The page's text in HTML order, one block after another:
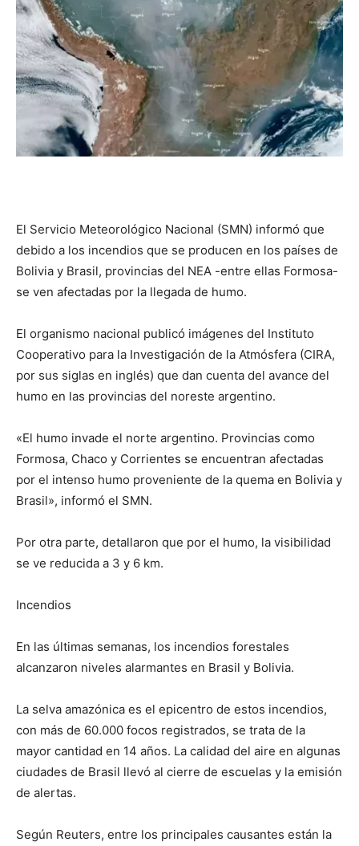
La
es
lo
que
El Servicio Meteorológico Nacional (SMN) informó que
debido a los incendios que se producen en los países de
Bolivia y Brasil, provincias del NEA -entre ellas Formosa-
se ven afectadas por la llegada de humo.
El organismo nacional publicó imágenes del Instituto
Cooperativo para la Investigación de la Atmósfera (CIRA,
por sus siglas en inglés) que dan cuenta del avance del
humo en las provincias del noreste argentino.
«El humo invade el norte argentino. Provincias como
Formosa, Chaco y Corrientes se encuentran afectadas
por el intenso humo proveniente de la quema en Bolivia y
Brasil», informó el SMN.
Por otra parte, detallaron que por el humo, la visibilidad
se ve reducida a 3 y 6 km.
Incendios
En las últimas semanas, los incendios forestales
alcanzaron niveles alarmantes en Brasil y Bolivia.
La selva amazónica es el epicentro de estos incendios,
con más de 60.000 focos registrados, se trata de la
mayor cantidad en 14 años. La calidad del aire en algunas
ciudades de Brasil llevó al cierre de escuelas y la emisión
de alertas.
Según Reuters, entre los principales causantes están la